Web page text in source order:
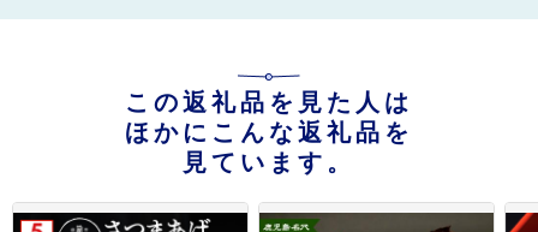
この返礼品を見た人は
ほかにこんな返礼品を
見ています。